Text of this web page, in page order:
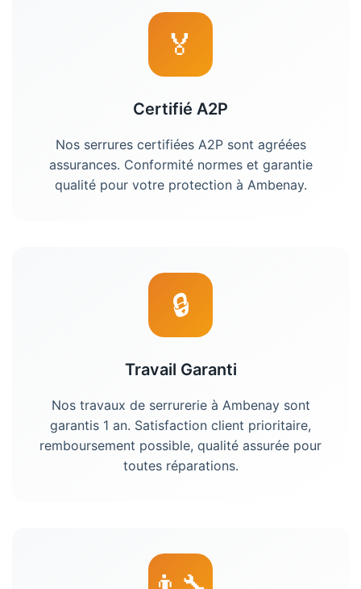
🏅
Certifié A2P
Nos serrures certifiées A2P sont agréées
assurances. Conformité normes et garantie
qualité pour votre protection à Ambenay.
🔒
Travail Garanti
Nos travaux de serrurerie à Ambenaysont
garantis 1 an. Satisfaction client prioritaire,
remboursement possible, qualité assurée pour
toutes réparations.